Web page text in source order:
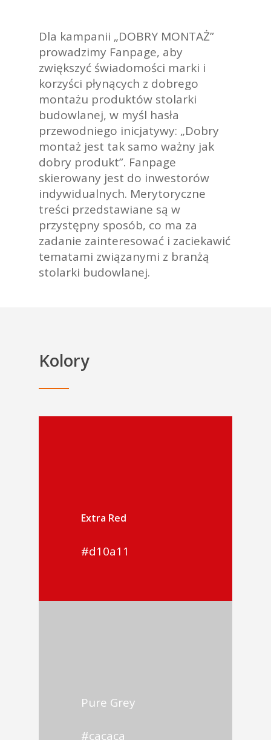
Dla kampanii „DOBRY MONTAŻ”
prowadzimy Fanpage, aby
zwiększyć świadomości marki i
korzyści płynących z dobrego
montażu produktów stolarki
budowlanej, w myśl hasła
przewodniego inicjatywy: „Dobry
montaż jest tak samo ważny jak
dobry produkt”. Fanpage
skierowany jest do inwestorów
indywidualnych. Merytoryczne
treści przedstawiane są w
przystępny sposób, co ma za
zadanie zainteresować i zaciekawić
tematami związanymi z branżą
stolarki budowlanej.
Kolory
Extra Red
#d10a11
Pure Grey
#cacaca